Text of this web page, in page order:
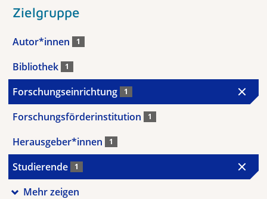
Zielgruppe
Autor*innen 1
Bibliothek 1
Forschungseinrichtung 1
Forschungsförderinstitution 1
Herausgeber*innen 1
Studierende 1
Mehr zeigen